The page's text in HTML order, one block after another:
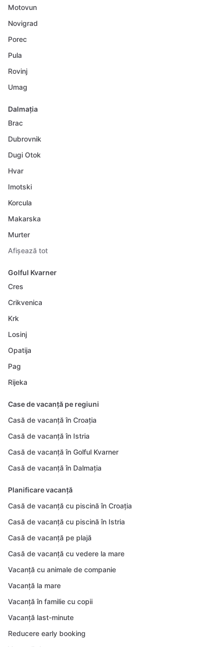
Motovun
Novigrad
Porec
Pula
Rovinj
Umag
Dalmația
Brac
Dubrovnik
Dugi Otok
Hvar
Imotski
Korcula
Makarska
Murter
Afișează tot
Golful Kvarner
Cres
Crikvenica
Krk
Losinj
Opatija
Pag
Rijeka
Case de vacanță pe regiuni
Casă de vacanță în Croația
Casă de vacanță în Istria
Casă de vacanță în Golful Kvarner
Casă de vacanță în Dalmația
Planificare vacanță
Casă de vacanță cu piscină în Croația
Casă de vacanță cu piscină în Istria
Casă de vacanță pe plajă
Casă de vacanță cu vedere la mare
Vacanță cu animale de companie
Vacanță la mare
Vacanță în familie cu copii
Vacanță last-minute
Reducere early booking